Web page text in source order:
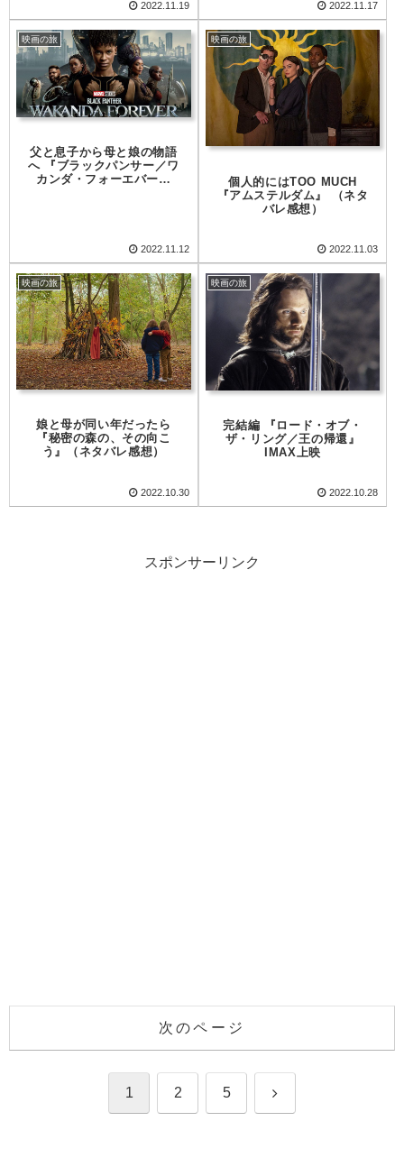
2022.11.19 2022.11.17
映画の旅
父と息子から母と娘の物語
へ 『ブラックパンサー／ワ
カンダ・フォーエバー』
2022.11.12
映画の旅
個人的にはTOO MUCH
『アムステルダム』 （ネタ
バレ感想）
2022.11.03
映画の旅
娘と母が同い年だったら
『秘密の森の、その向こ
う』（ネタバレ感想）
2022.10.30
映画の旅
完結編 『ロード・オブ・
ザ・リング／王の帰還』
IMAX上映
2022.10.28
スポンサーリンク
次のページ
1 2 5 次